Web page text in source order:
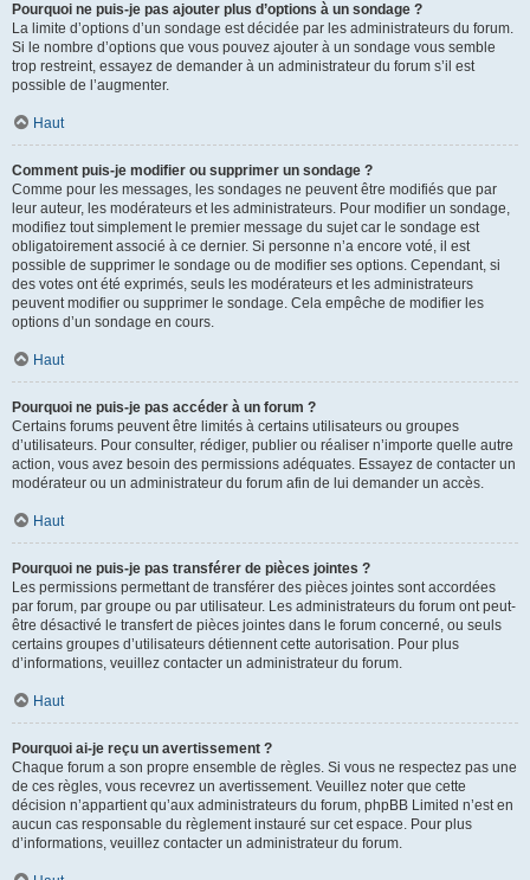
Pourquoi ne puis-je pas ajouter plus d’options à un sondage ?
La limite d’options d’un sondage est décidée par les administrateurs du forum.
Si le nombre d’options que vous pouvez ajouter à un sondage vous semble
trop restreint, essayez de demander à un administrateur du forum s’il est
possible de l’augmenter.
Haut
Comment puis-je modifier ou supprimer un sondage ?
Comme pour les messages, les sondages ne peuvent être modifiés que par
leur auteur, les modérateurs et les administrateurs. Pour modifier un sondage,
modifiez tout simplement le premier message du sujet car le sondage est
obligatoirement associé à ce dernier. Si personne n’a encore voté, il est
possible de supprimer le sondage ou de modifier ses options. Cependant, si
des votes ont été exprimés, seuls les modérateurs et les administrateurs
peuvent modifier ou supprimer le sondage. Cela empêche de modifier les
options d’un sondage en cours.
Haut
Pourquoi ne puis-je pas accéder à un forum ?
Certains forums peuvent être limités à certains utilisateurs ou groupes
d’utilisateurs. Pour consulter, rédiger, publier ou réaliser n’importe quelle autre
action, vous avez besoin des permissions adéquates. Essayez de contacter un
modérateur ou un administrateur du forum afin de lui demander un accès.
Haut
Pourquoi ne puis-je pas transférer de pièces jointes ?
Les permissions permettant de transférer des pièces jointes sont accordées
par forum, par groupe ou par utilisateur. Les administrateurs du forum ont peut-
être désactivé le transfert de pièces jointes dans le forum concerné, ou seuls
certains groupes d’utilisateurs détiennent cette autorisation. Pour plus
d’informations, veuillez contacter un administrateur du forum.
Haut
Pourquoi ai-je reçu un avertissement ?
Chaque forum a son propre ensemble de règles. Si vous ne respectez pas une
de ces règles, vous recevrez un avertissement. Veuillez noter que cette
décision n’appartient qu’aux administrateurs du forum, phpBB Limited n’est en
aucun cas responsable du règlement instauré sur cet espace. Pour plus
d’informations, veuillez contacter un administrateur du forum.